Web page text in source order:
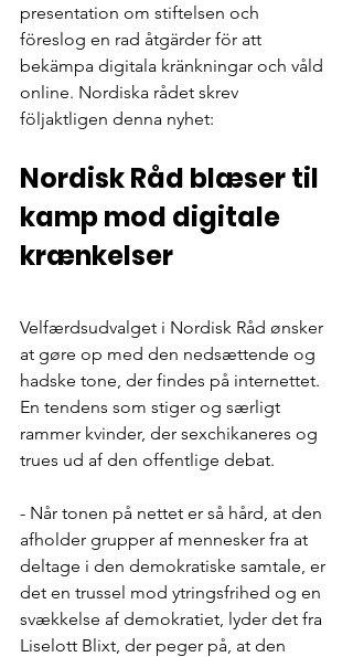
presentation om stiftelsen och
föreslog en rad åtgärder för att
bekämpa digitala kränkningar och våld
online. Nordiska rådet skrev
följaktligen denna nyhet:
Nordisk Råd blæser til
kamp mod digitale
krænkelser
Velfærdsudvalget i Nordisk Råd ønsker
at gøre op med den nedsættende og
hadske tone, der findes på internettet.
En tendens som stiger og særligt
rammer kvinder, der sexchikaneres og
trues ud af den offentlige debat.
- Når tonen på nettet er så hård, at den
afholder grupper af mennesker fra at
deltage i den demokratiske samtale, er
det en trussel mod ytringsfrihed og en
svækkelse af demokratiet, lyder det fra
Liselott Blixt, der peger på, at den